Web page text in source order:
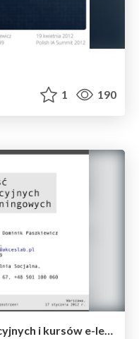
1 190
Dostępność platform edukacyjnych i kursów e-learningowych